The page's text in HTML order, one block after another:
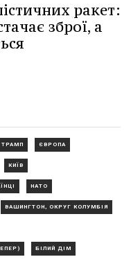
ракет:
зброї, а
ЄВРОПА
КИЇВ
НАТО
ВАШИНГТОН, ОКРУГ КОЛУМБІЯ
БІЛИЙ ДІМ